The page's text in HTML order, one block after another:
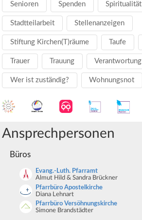
Senioren Spenden Spiritualität
Stadtteilarbeit Stellenanzeigen
Stiftung Kirchen(T)räume Taufe
Trauer Trauung Verantwortung
Wer ist zuständig? Wohnungsnot
Ansprechpersonen
Büros
Evang.-Luth. Pfarramt
Almut Hild & Sandra Brückner
Pfarrbüro Apostelkirche
Diana Lehnart
Pfarrbüro Versöhnungskirche
Simone Brandstädter